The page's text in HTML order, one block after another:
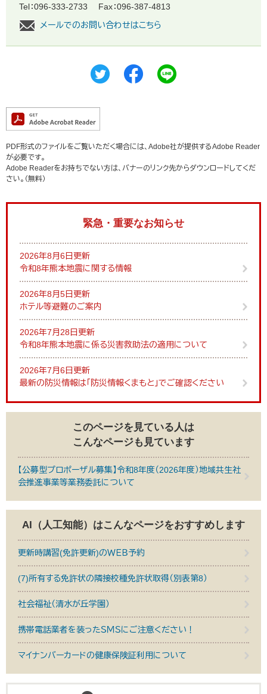
Tel：096-333-2733
Fax：096-387-4813
メールでのお問い合わせはこちら
PDF形式のファイルをご覧いただく場合には、Adobe社が提供するAdobe Reader
が必要です。
Adobe Readerをお持ちでない方は、バナーのリンク先からダウンロードしてくだ
さい。（無料）
緊急・重要なお知らせ
2026年8月6日更新
令和8年熊本地震に関する情報
2026年8月5日更新
ホテル等避難のご案内
2026年7月28日更新
令和8年熊本地震に係る災害救助法の適用について
2026年7月6日更新
最新の防災情報は「防災情報くまもと」でご確認ください
このページを見ている人は
こんなページも見ています
【公募型プロポーザル募集】令和8年度（2026年度）地域共生社
会推進事業等業務委託について
AI（人工知能）はこんなページをおすすめします
更新時講習(免許更新)のＷＥＢ予約
(7)所有する免許状の隣接校種免許状取得（別表第8）
社会福祉（清水が丘学園）
携帯電話業者を装ったＳＭＳにご注意ください！
マイナンバーカードの健康保険証利用について